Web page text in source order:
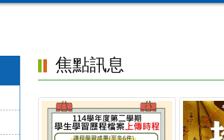
焦點訊息